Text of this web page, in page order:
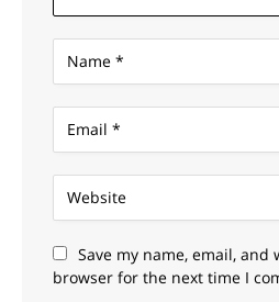
Save my name, email, and
browser for the next time I